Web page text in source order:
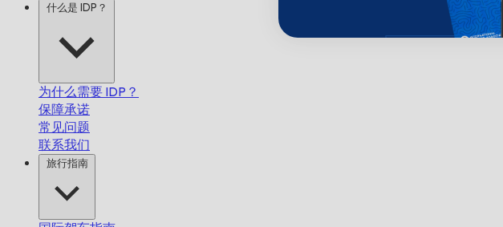
什么是 IDP？
为什么需要 IDP？
保障承诺
常见问题
联系我们
旅行指南